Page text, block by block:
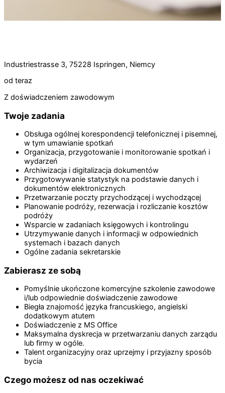
Industriestrasse 3, 75228 Ispringen, Niemcy
od teraz
Z doświadczeniem zawodowym
Twoje zadania
Obsługa ogólnej korespondencji telefonicznej i pisemnej,
w tym umawianie spotkań
Organizacja, przygotowanie i monitorowanie spotkań i
wydarzeń
Archiwizacja i digitalizacja dokumentów
Przygotowywanie statystyk na podstawie danych i
dokumentów elektronicznych
Przetwarzanie poczty przychodzącej i wychodzącej
Planowanie podróży, rezerwacja i rozliczanie kosztów
podróży
Wsparcie w zadaniach księgowych i kontrolingu
Utrzymywanie danych i informacji w odpowiednich
systemach i bazach danych
Ogólne zadania sekretarskie
Zabierasz ze sobą
Pomyślnie ukończone komercyjne szkolenie zawodowe
i/lub odpowiednie doświadczenie zawodowe
Biegła znajomość języka francuskiego, angielski
dodatkowym atutem
Doświadczenie z MS Office
Maksymalna dyskrecja w przetwarzaniu danych zarządu
lub firmy w ogóle.
Talent organizacyjny oraz uprzejmy i przyjazny sposób
bycia
Czego możesz od nas oczekiwać